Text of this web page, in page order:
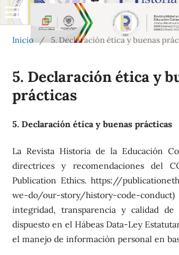
Inicio / 5. Declaración ética y buenas
5. Declaración ética y
prácticas
5. Declaración ética y buenas prácticas
La Revista Historia de la Educación
directrices y recomendaciones del
Publication Ethics. https://
we-do/our-story/history-code-
integridad, transparencia y calidad
dispuesto en el Hábeas Data-Ley
el manejo de información personal en